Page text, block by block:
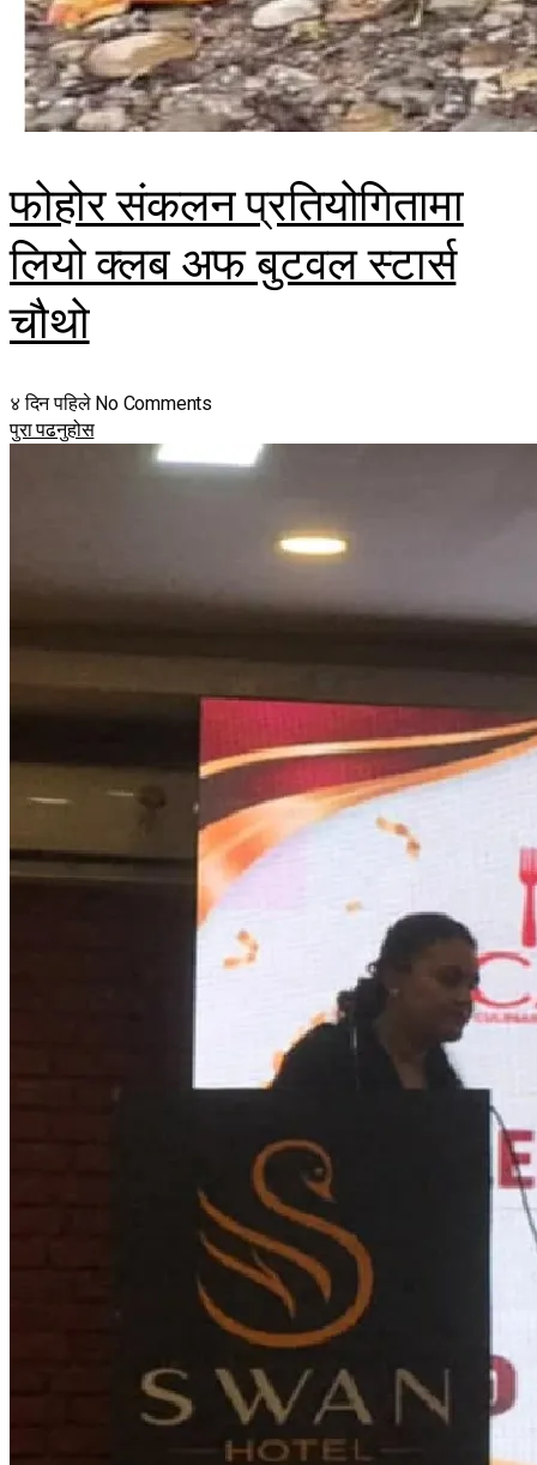
फोहोर संकलन प्रतियोगितामा
लियो क्लब अफ बुटवल स्टार्स
चौथो
४ दिन पहिले No Comments
पुरा पढनुहोस